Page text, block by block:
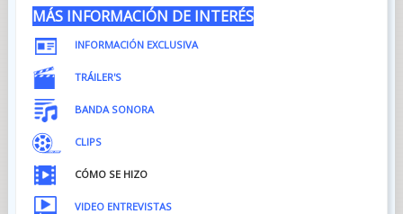
MÁS INFORMACIÓN DE INTERÉS
INFORMACIÓN EXCLUSIVA
TRÁILER'S
BANDA SONORA
CLIPS
CÓMO SE HIZO
VIDEO ENTREVISTAS